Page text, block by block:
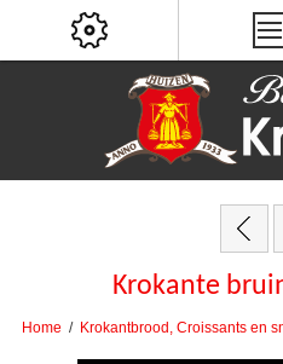
Krokante
Home / Krokantbrood, Croissants en